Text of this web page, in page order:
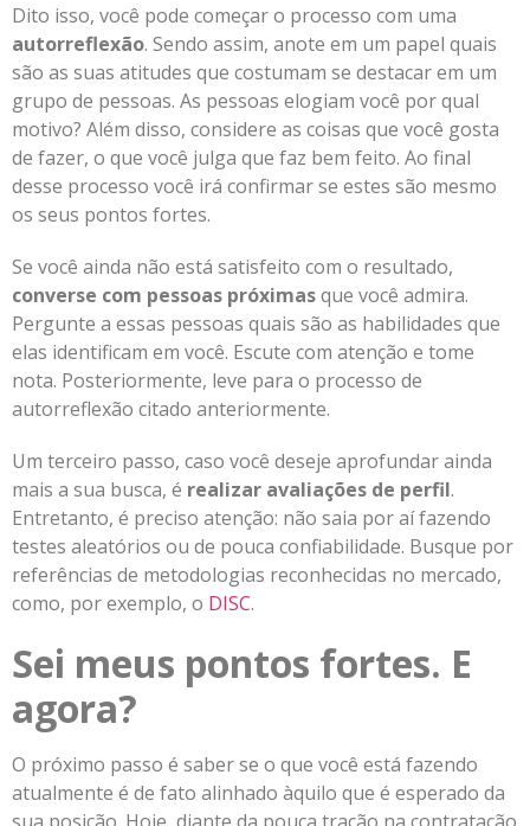
Dito isso, você pode começar o processo com uma
autorreflexão. Sendo assim, anote em um papel quais
são as suas atitudes que costumam se destacar em um
grupo de pessoas. As pessoas elogiam você por qual
motivo? Além disso, considere as coisas que você gosta
de fazer, o que você julga que faz bem feito. Ao final
desse processo você irá confirmar se estes são mesmo
os seus pontos fortes.
Se você ainda não está satisfeito com o resultado,
converse com pessoas próximasque você admira.
Pergunte a essas pessoas quais são as habilidades que
elas identificam em você. Escute com atenção e tome
nota. Posteriormente, leve para o processo de
autorreflexão citado anteriormente.
Um terceiro passo, caso você deseje aprofundar ainda
mais a sua busca, é realizar avaliações de perfil.
Entretanto, é preciso atenção: não saia por aí fazendo
testes aleatórios ou de pouca confiabilidade. Busque por
referências de metodologias reconhecidas no mercado,
como, por exemplo, o DISC.
Sei meus pontos fortes. E
agora?
O próximo passo é saber se o que você está fazendo
atualmente é de fato alinhado àquilo que é esperado da